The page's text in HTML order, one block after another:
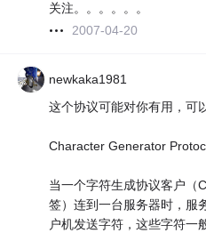
关注。。。。。。
2007-04-20
newkaka1981
这个协议可能对你有用，可
Character Generator
当一个字符生成协议客户（
签）连到一台服务器时，服
户机发送字符，这些字符一